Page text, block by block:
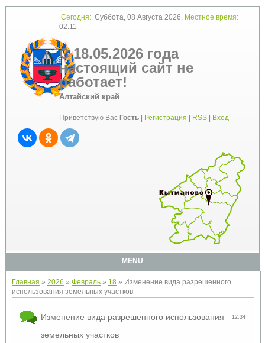
Сегодня:Суббота, 08 Августа 2026, Местное время:
02:11
С 18.05.2026 года
настоящий сайт не
работает!
Алтайский край
Приветствую Вас Гость| Регистрация RSS| Вход
MENU
Главная » 2026 » Февраль » 18» Изменение вида разрешенного
использования земельных участков
12:34
Изменение вида разрешенного использования
земельных участков